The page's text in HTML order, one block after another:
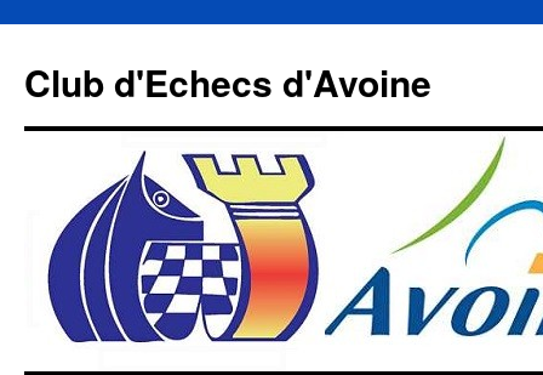
contenu
Club d'Echecs d'Avoine